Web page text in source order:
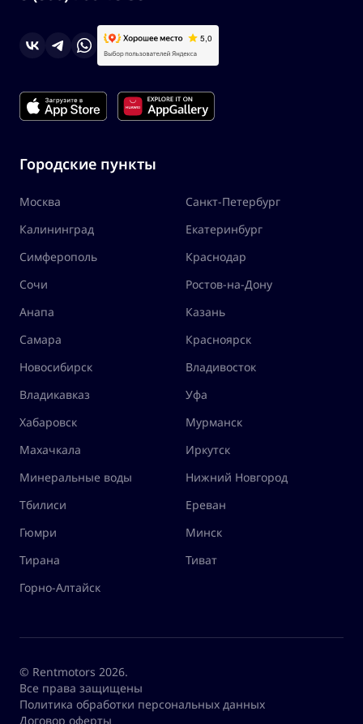
Городские пункты
Москва
Санкт-Петербург
Калининград
Екатеринбург
Симферополь
Краснодар
Сочи
Ростов-на-Дону
Анапа
Казань
Самара
Красноярск
Новосибирск
Владивосток
Владикавказ
Уфа
Хабаровск
Мурманск
Махачкала
Иркутск
Минеральные воды
Нижний Новгород
Тбилиси
Ереван
Гюмри
Минск
Тирана
Тиват
Горно-Алтайск
© Rentmotors 2026.
Все права защищены
Политика обработки персональных данных
Договор оферты